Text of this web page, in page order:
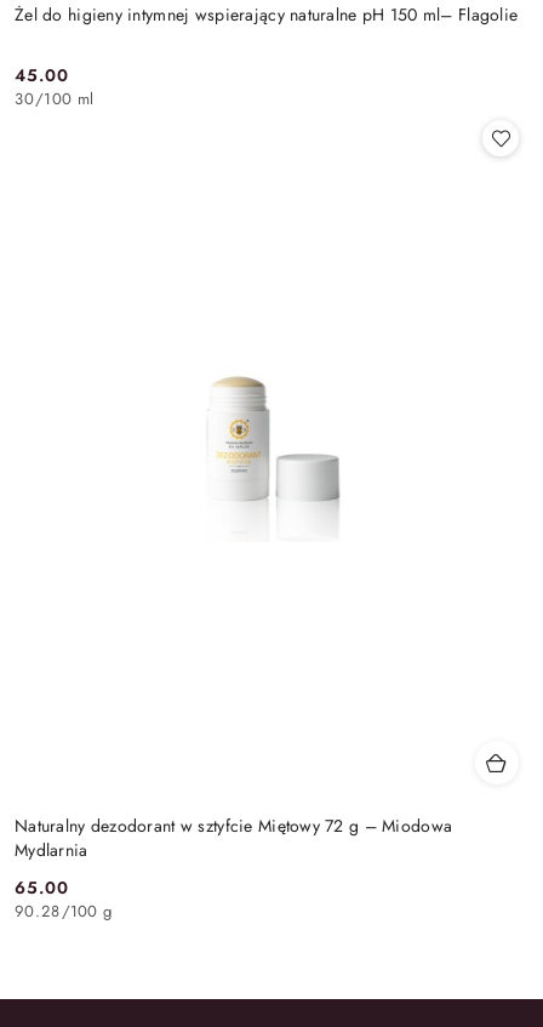
Żel do higieny intymnej wspierający naturalne pH 150 ml– Flagolie
Cena:
45.00
30/100 ml
Naturalny dezodorant w sztyfcie Miętowy 72 g – Miodowa
Mydlarnia
Cena:
65.00
90.28/100 g